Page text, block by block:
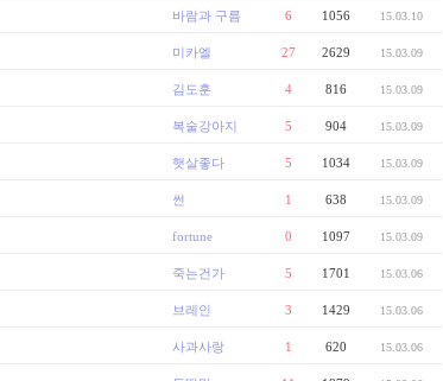
바람과 구름 6 1056 15.03.10
미카엘 27 2629 15.03.09
김도훈 4 816 15.03.09
복술강아지 5 904 15.03.09
햇살좋다 5 1034 15.03.09
썬 1 638 15.03.09
fortune 0 1097 15.03.09
죽는건가 5 1701 15.03.06
브레인 3 1429 15.03.06
사과사랑 1 620 15.03.06